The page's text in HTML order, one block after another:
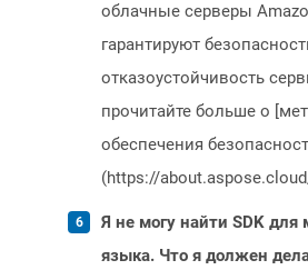
облачные серверы
гарантируют
отказоустойчивость
прочитайте больше о
обеспечения
(https://
Я не могу найти SDK для
языка. Что я должен